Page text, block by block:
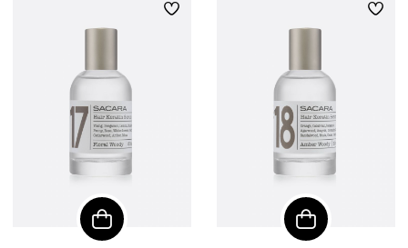
הוסיפי
לסל
הוסיפי
לסל